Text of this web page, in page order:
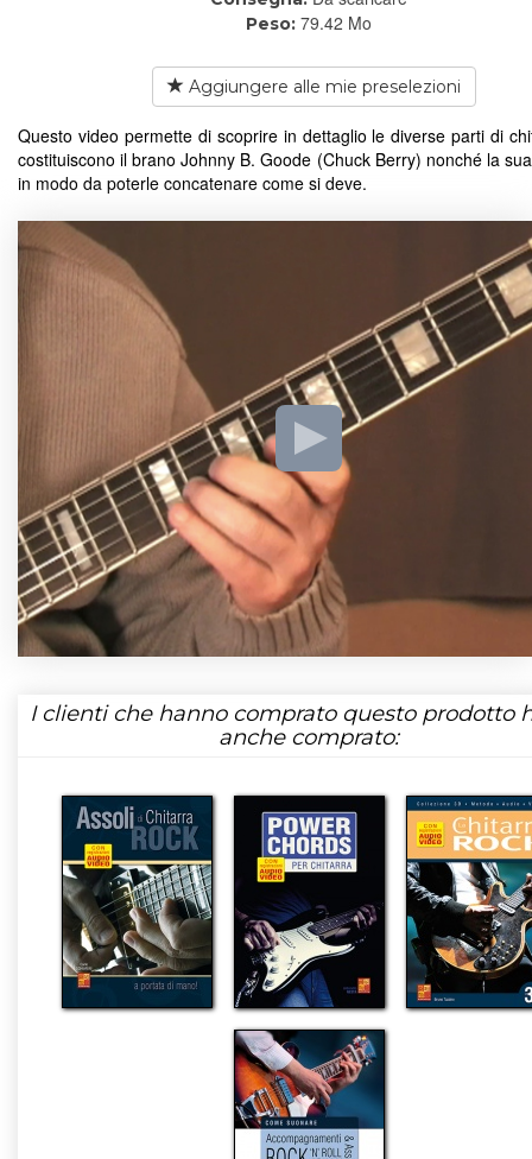
Peso: 79.42 Mo
Aggiungere alle mie preselezioni
Questo video permette di scoprire in dettaglio le diverse parti di
costituiscono il brano Johnny B. Goode (Chuck Berry) nonché la
in modo da poterle concatenare come si deve.
I clienti che hanno comprato questo prodotto
anche comprato: